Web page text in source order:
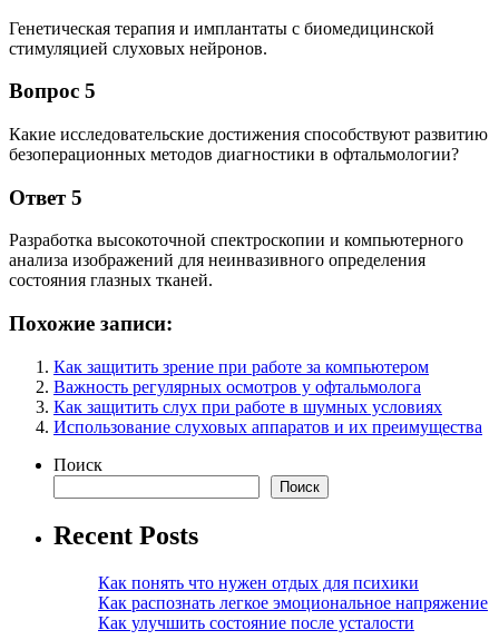
Генетическая терапия и имплантаты с биомедицинской
стимуляцией слуховых нейронов.
Вопрос 5
Какие исследовательские достижения способствуют развитию
безоперационных методов диагностики в офтальмологии?
Ответ 5
Разработка высокоточной спектроскопии и компьютерного
анализа изображений для неинвазивного определения
состояния глазных тканей.
Похожие записи:
Как защитить зрение при работе за компьютером
Важность регулярных осмотров у офтальмолога
Как защитить слух при работе в шумных условиях
Использование слуховых аппаратов и их преимущества
Поиск
Поиск
Recent Posts
Как понять что нужен отдых для психики
Как распознать легкое эмоциональное напряжение
Как улучшить состояние после усталости